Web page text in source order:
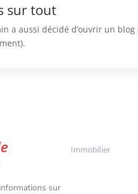
sur tout
a aussi décidé d’ouvrir un
sur
Immobilier